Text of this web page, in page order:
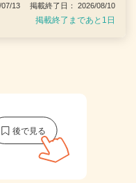
07/13 掲載終了日： 2026/08/10
掲載終了まであと1日